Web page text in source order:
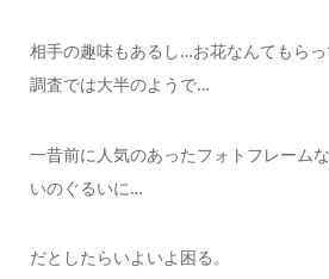
相手の趣味もあるし…お花なんてもら
調査では大半のようで…
一昔前に人気のあったフォトフレーム
いのぐるいに…
だとしたらいよいよ困る。